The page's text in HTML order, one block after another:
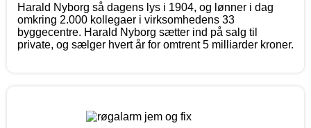
Harald Nyborg så dagens lys i 1904, og lønner i dag
omkring 2.000 kollegaer i virksomhedens 33
byggecentre. Harald Nyborg sætter ind på salg til
private, og sælger hvert år for omtrent 5 milliarder kroner.